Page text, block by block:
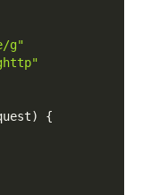
g"
)
{